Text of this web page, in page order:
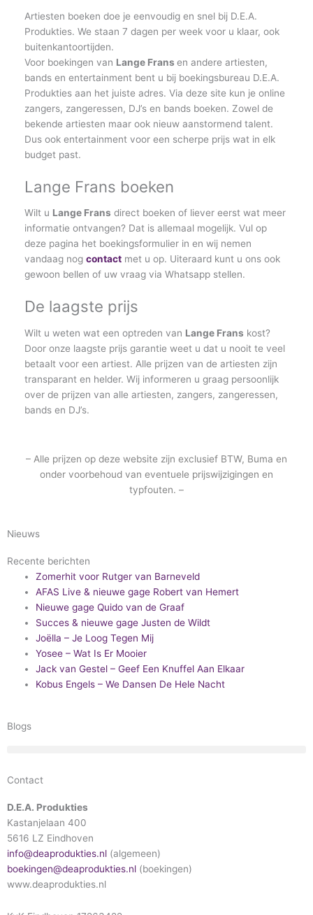
Artiesten boeken doe je eenvoudig en snel bij D.E.A.
Produkties. We staan 7 dagen per week voor u klaar, ook
buitenkantoortijden.
Voor boekingen van Lange Frans en andere artiesten,
bands en entertainment bent u bij boekingsbureau D.E.A.
Produkties aan het juiste adres. Via deze site kun je online
zangers, zangeressen, DJ’s en bands boeken. Zowel de
bekende artiesten maar ook nieuw aanstormend talent.
Dus ook entertainment voor een scherpe prijs wat in elk
budget past.
Lange Frans boeken
Wilt u Lange Frans direct boeken of liever eerst wat meer
informatie ontvangen? Dat is allemaal mogelijk. Vul op
deze pagina het boekingsformulier in en wij nemen
vandaag nog contact met u op. Uiteraard kunt u ons ook
gewoon bellen of uw vraag via Whatsapp stellen.
De laagste prijs
Wilt u weten wat een optreden van Lange Frans kost?
Door onze laagste prijs garantie weet u dat u nooit te veel
betaalt voor een artiest. Alle prijzen van de artiesten zijn
transparant en helder. Wij informeren u graag persoonlijk
over de prijzen van alle artiesten, zangers, zangeressen,
bands en DJ’s.
– Alle prijzen op deze website zijn exclusief BTW, Buma en
onder voorbehoud van eventuele prijswijzigingen en
typfouten. –
Nieuws
Recente berichten
Zomerhit voor Rutger van Barneveld
AFAS Live & nieuwe gage Robert van Hemert
Nieuwe gage Quido van de Graaf
Succes & nieuwe gage Justen de Wildt
Joëlla – Je Loog Tegen Mij
Yosee – Wat Is Er Mooier
Jack van Gestel – Geef Een Knuffel Aan Elkaar
Kobus Engels – We Dansen De Hele Nacht
Blogs
Contact
D.E.A. Produkties
Kastanjelaan 400
5616 LZ Eindhoven
info@deaprodukties.nl (algemeen)
boekingen@deaprodukties.nl (boekingen)
www.deaprodukties.nl